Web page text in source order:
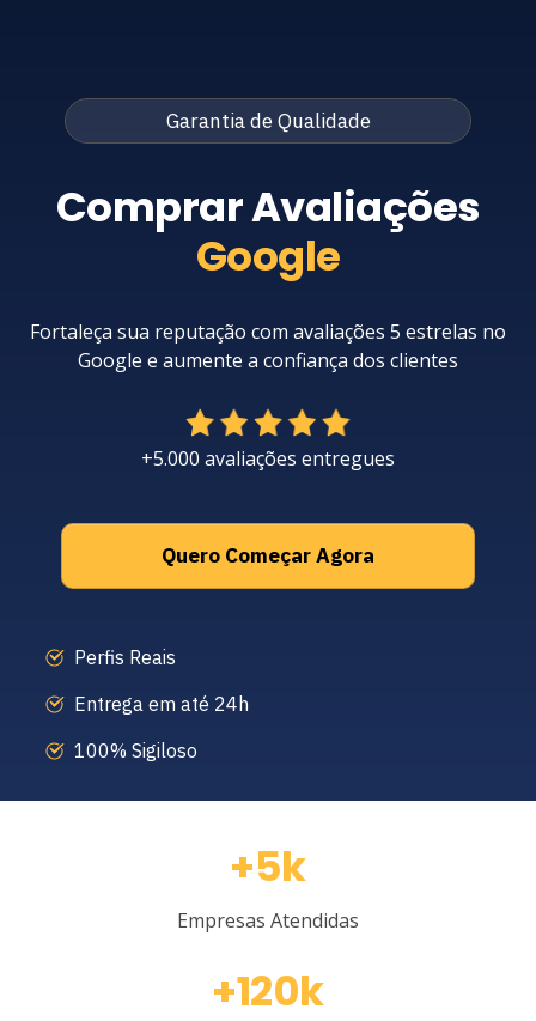
Garantia de Qualidade
Comprar Avaliações
Google
Fortaleça sua reputação com avaliações 5 estrelas no
Google e aumente a confiança dos clientes
+5.000 avaliações entregues
Quero Começar Agora
Perfis Reais
Entrega em até 24h
100% Sigiloso
+5k
Empresas Atendidas
+120k